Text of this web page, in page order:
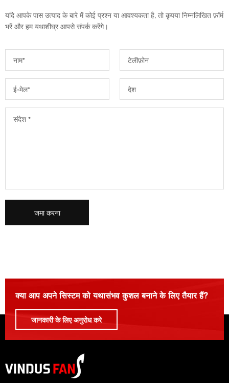
यदि आपके पास उत्पाद के बारे में कोई प्रश्न या आवश्यकता है, तो कृपया निम्नलिखित फ़ॉर्म
भरें और हम यथाशीघ्र आपसे संपर्क करेंगे।
जमा करना
क्या आप अपने सिस्टम को यथासंभव कुशल बनाने के लिए तैयार हैं?
जानकारी के लिए अनुरोध करे